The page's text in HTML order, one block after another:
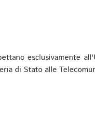
esclusivamente
di Stato alle